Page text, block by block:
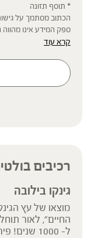
* תוסף תזונה
הכתוב מסתמך על
ספק המידע אינו
הציבור או לשמש לגביו
בהיריון, נשים מניקות,
תרופות מרשם – יש
מתייחס להגדרה
קרא עוד
רכיבים
גינקו בילובה
מוצאו של עץ
החיים”, לאור
ל- 1000